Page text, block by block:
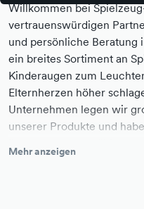
Willkommen bei
vertrauenswürdigen
und persönliche Beratung
ein breites Sortiment an
Kinderaugen zum
Elternherzen höher
Unternehmen legen wir
unserer Produkte und
wertvolle Spielwaren
Mehr anzeigen